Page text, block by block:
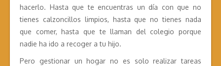
hacerlo. Hasta que te encuentras un día con que no
tienes calzoncillos limpios, hasta que no tienes nada
que comer, hasta que te llaman del colegio porque
nadie ha ido a recoger a tu hijo.
Pero gestionar un hogar no es solo realizar tareas